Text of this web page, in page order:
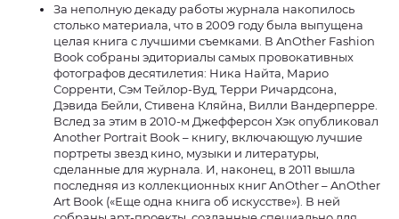
За неполную декаду работы журнала накопилось
столько материала, что в 2009 году была выпущена
целая книга с лучшими съемками. В AnOther Fashion
Book собраны эдиториалы самых провокативных
фотографов десятилетия: Ника Найта, Марио
Сорренти, Сэм Тейлор-Вуд, Терри Ричардсона,
Дэвида Бейли, Стивена Кляйна, Вилли Вандерперре.
Вслед за этим в 2010-м Джефферсон Хэк опубликовал
Another Portrait Book – книгу, включающую лучшие
портреты звезд кино, музыки и литературы,
сделанные для журнала. И, наконец, в 2011 вышла
последняя из коллекционных книг AnOther – AnOther
Art Book («Еще одна книга об искусстве»). В ней